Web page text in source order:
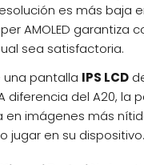
es más baja
AMOLED garantiza
sea satisfactoria.
una pantalla IPS LCD
diferencia del A20, la
imágenes más
jugar en su dispositivo.